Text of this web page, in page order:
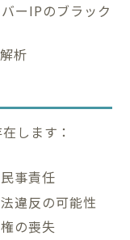
ーIPのブラック
析
します：
事責任
違反の可能性
の喪失